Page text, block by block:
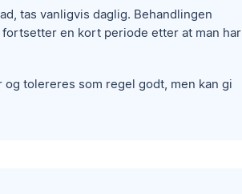
tas vanligvis daglig. Behandlingen
en kort periode etter at man har
tolereres som regel godt, men kan gi